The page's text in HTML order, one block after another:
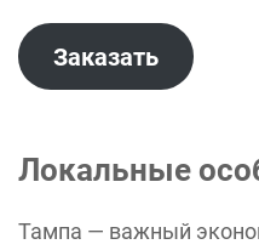
Заказать
Локальные
Тампа — важный